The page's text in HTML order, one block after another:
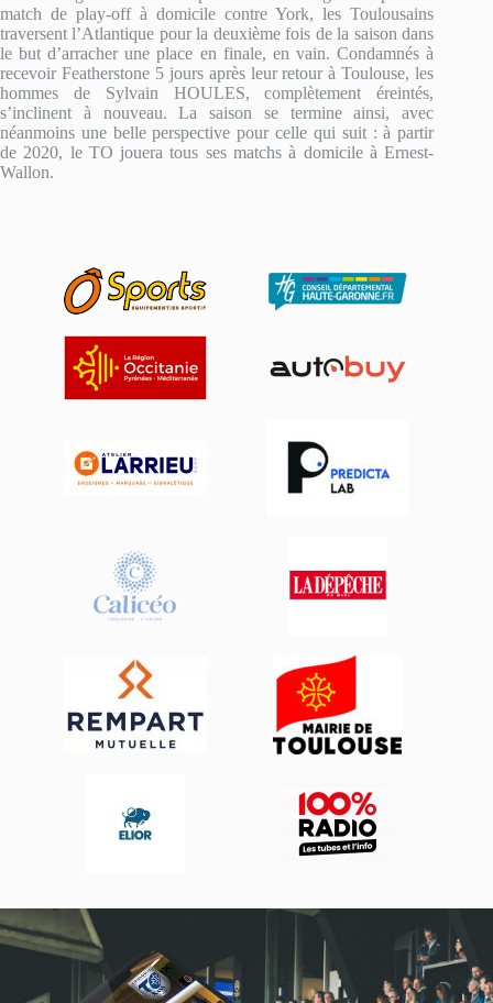
match de play-off à domicile contre York, les Toulousains
traversent l’Atlantique pour la deuxième fois de la saison dans
le but d’arracher une place en finale, en vain. Condamnés à
recevoir Featherstone 5 jours après leur retour à Toulouse, les
hommes de Sylvain HOULES, complètement éreintés,
s’inclinent à nouveau. La saison se termine ainsi, avec
néanmoins une belle perspective pour celle qui suit : à partir
de 2020, le TO jouera tous ses matchs à domicile à Ernest-
Wallon.